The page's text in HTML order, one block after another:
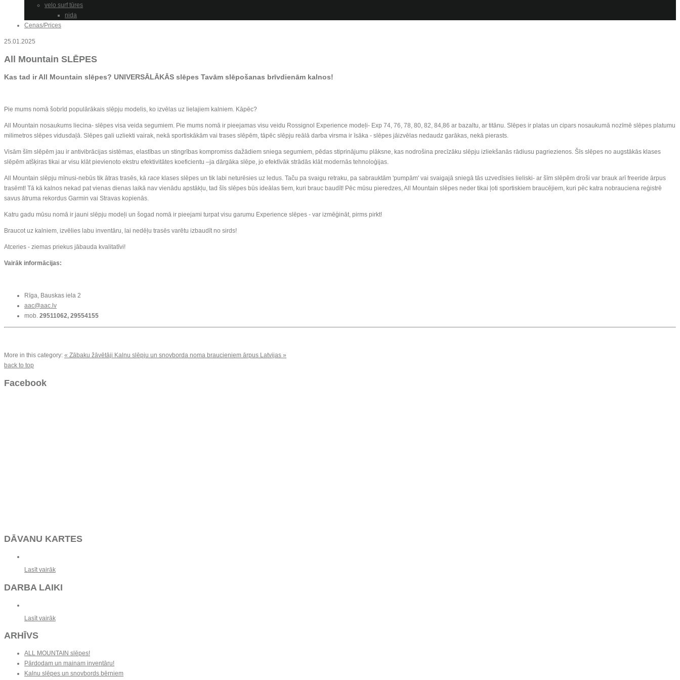
velo surf tūres
nida
Cenas/Prices
25.01.2025
All Mountain SLĒPES
Kas tad ir All Mountain slēpes? UNIVERSĀLĀKĀS slēpes Tavām slēpošanas brīvdienām kalnos!
Pie mums nomā šobrīd populārākais slēpju modelis, ko izvēlas uz lielajiem kalniem. Kāpēc?
All Mountain nosaukums liecina- slēpes visa veida segumiem. Pie mums nomā ir pieejamas visu veidu Rossignol Experience modeļi- Exp 74, 76, 78, 80, 82, 84,86 ar bazaltu, ar titānu. Slēpes ir platas un cipars nosaukumā nozīmē slēpes platumu
milimetros slēpes vidusdaļā. Slēpes gali uzliekti vairak, nekā sportiskākām vai trases slēpēm, tāpēc slēpju reālā darba virsma ir īsāka - slēpes jāizvēlas nedaudz garākas, nekā pierasts.
Visām šīm slēpēm jau ir antivibrācijas sistēmas, elastības un stingrības kompromiss dažādiem sniega segumiem, pēdas stiprinājumu plāksne, kas nodrošina precīzāku slēpju izliekšanās rādiusu pagriezienos. Šīs slēpes no augstākās klases
slēpēm atšķiras tikai ar visu klāt pievienoto ekstru efektivitātes koeficientu –ja dārgāka slēpe, jo efektīvāk strādās klāt modernās tehnoloģijas.
All Mountain slēpju mīnusi-nebūs tik ātras trasēs, kā race klases slēpes un tik labi neturēsies uz ledus. Taču pa svaigu retraku, pa sabrauktām 'pumpām' vai svaigajā sniegā tās uzvedīsies lieliski- ar šīm slēpēm droši var brauk arī freeride ārpus
trasēmt! Tā kā kalnos nekad pat vienas dienas laikā nav vienādu apstākļu, tad šīs slēpes būs ideālas tiem, kuri brauc baudīt! Pēc mūsu pieredzes, All Mountain slēpes neder tikai ļoti sportiskiem braucējiem, kuri pēc katra nobrauciena reģistrē
savus ātruma rekordus Garmin vai Stravas kopienās.
Katru gadu mūsu nomā ir jauni slēpju modeļi un šogad nomā ir pieejami turpat visu garumu Experience slēpes - var izmēģināt, pirms pirkt!
Braucot uz kalniem, izvēlies labu inventāru, lai nedēļu trasēs varētu izbaudīt no sirds!
Atceries - ziemas priekus jābauda kvalitatīvi!
Vairāk informācijas:
Rīga, Bauskas iela 2
aac@aac.lv
mob. 29511062, 29554155
More in this category: « Zābaku žāvētāji Kalnu slēpju un snovborda noma braucieniem ārpus Latvijas »
back to top
Facebook
DĀVANU KARTES
Lasīt vairāk
DARBA LAIKI
Lasīt vairāk
ARHĪVS
ALL MOUNTAIN slēpes!
Pārdodam un mainam inventāru!
Kalnu slēpes un snovbords bērniem